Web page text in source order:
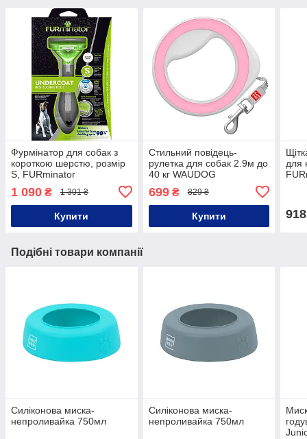
Фурмінатор для собак з
короткою шерстю, розмір
S, FURminator
1 090 ₴ 1 301 ₴
Купити
Стильний повідець-
рулетка для собак 2.9м до
40 кг WAUDOG
699₴ 829 ₴
Купити
для
918
Подібні товари компанії
Силіконова миска-
непроливайка 750мл
Силіконова миска-
непроливайка 750мл